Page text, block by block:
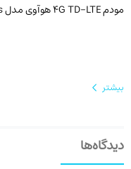
مودم 4G TD-LTE هوآوی مدل speed wi-fi home L01/s یک مودم پرفروش در کشورهای آسیایی می‌باشد. این مودم در سال 2018 و به سفارش اپراتور موبایل ژاپنی au تولید و ارائه شد.
بیشتر
دیدگاه‌ها